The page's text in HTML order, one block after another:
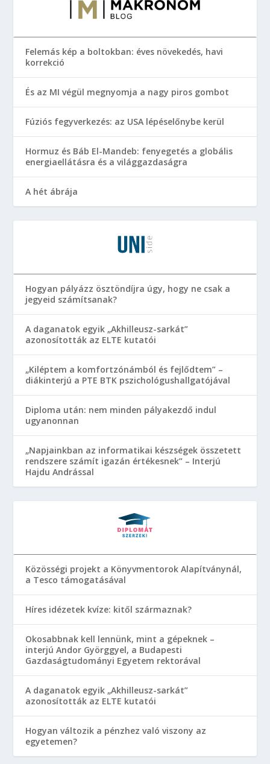
Felemás kép a boltokban: éves növekedés, havi
korrekció
És az MI végül megnyomja a nagy piros gombot
Fúziós fegyverkezés: az USA lépéselőnybe kerül
Hormuz és Báb El-Mandeb: fenyegetés a globális
energiaellátásra és a világgazdaságra
A hét ábrája
Hogyan pályázz ösztöndíjra úgy, hogy ne csak a
jegyeid számítsanak?
A daganatok egyik „Akhilleusz-sarkát”
azonosították az ELTE kutatói
„Kiléptem a komfortzónámból és fejlődtem” –
diákinterjú a PTE BTK pszichológushallgatójával
Diploma után: nem minden pályakezdő indul
ugyanonnan
„Napjainkban az informatikai készségek összetett
rendszere számít igazán értékesnek” – Interjú
Hajdu Andrással
Közösségi projekt a Könyvmentorok Alapítványnál,
a Tesco támogatásával
Híres idézetek kvíze: kitől származnak?
Okosabbnak kell lennünk, mint a gépeknek –
interjú Andor Györggyel, a Budapesti
Gazdaságtudományi Egyetem rektorával
A daganatok egyik „Akhilleusz-sarkát”
azonosították az ELTE kutatói
Hogyan változik a pénzhez való viszony az
egyetemen?